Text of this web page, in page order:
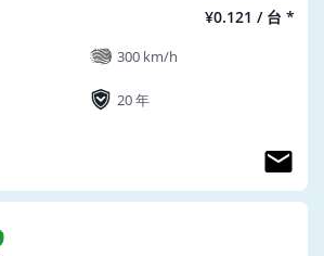
¥0.121 / 台 *
300 km/h
20 年